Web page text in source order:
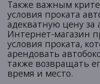
Также важным
условия проката
адекватную цену за
Интернет-магазин
условия проката,
арендовать
также возвращать
время и место.